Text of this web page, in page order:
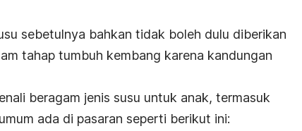
sebetulnya bahkan tidak boleh dulu diberikan
tahap tumbuh kembang karena kandungan
beragam jenis susu untuk anak, termasuk
ada di pasaran seperti berikut ini: